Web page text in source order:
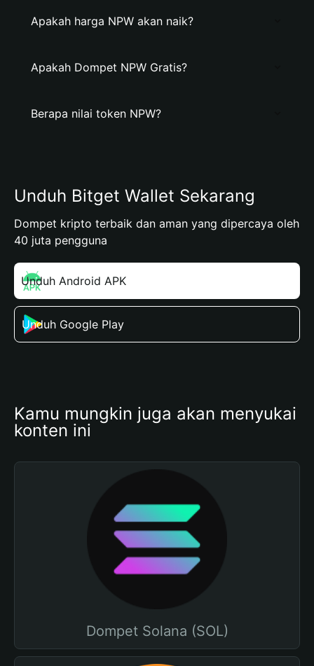
Apakah harga NPW akan naik?
Apakah Dompet NPW Gratis?
Berapa nilai token NPW?
Unduh Bitget Wallet Sekarang
Dompet kripto terbaik dan aman yang dipercaya oleh
40 juta pengguna
Unduh Android APK
Unduh Google Play
Kamu mungkin juga akan menyukai
konten ini
Dompet Solana (SOL)